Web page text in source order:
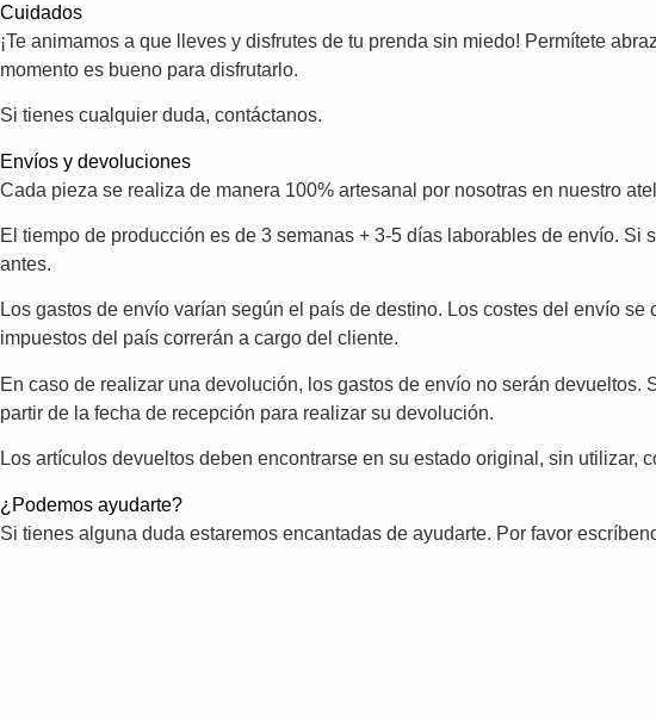
Cuidados
¡Te animamos a que lleves y disfrutes de tu prenda sin miedo! Permítete
momento es bueno para disfrutarlo.
Si tienes cualquier duda, contáctanos.
Envíos y devoluciones
Cada pieza se realiza de manera 100% artesanal por nosotras en nuestro
El tiempo de producción es de 3 semanas + 3-5 días laborables de envío.
antes.
Los gastos de envío varían según el país de destino. Los costes del envío
impuestos del país correrán a cargo del cliente.
En caso de realizar una devolución, los gastos de envío no serán
partir de la fecha de recepción para realizar su devolución.
Los artículos devueltos deben encontrarse en su estado original, sin
¿Podemos ayudarte?
Si tienes alguna duda estaremos encantadas de ayudarte. Por favor